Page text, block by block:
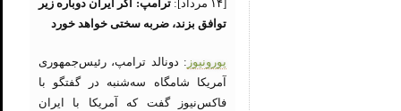
[۱۴ مرداد]:
ترامپ: اگر ایران دوباره زیر
توافق بزند، ضربه سختی خواهد خورد
یورونیوز : دونالد ترامپ، رئیس‌جمهوری
آمریکا شامگاه سه‌شنبه در گفتگو با
فاکس‌نیوز گفت که آمریکا با ایران